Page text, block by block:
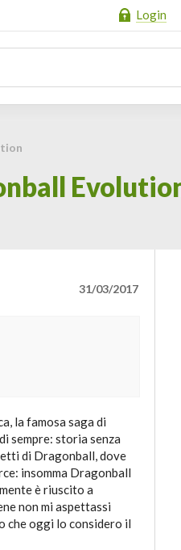
Login
31/03/2017
la famosa saga di
sempre: storia senza
di Dragonball, dove
insomma Dragonball
è riuscito a
non mi aspettassi
che oggi lo considero il